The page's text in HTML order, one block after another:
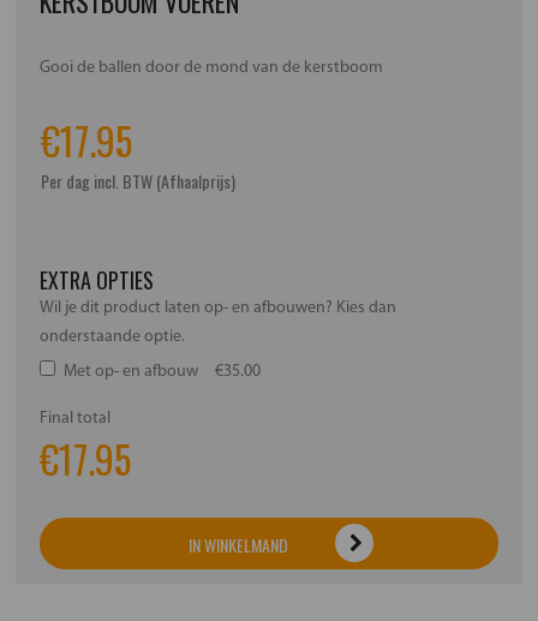
Gooi de ballen door de mond van de kerstboom
€17.95
Per dag incl. BTW (Afhaalprijs)
EXTRA OPTIES
Wil je dit product laten op- en afbouwen? Kies dan
onderstaande optie.
Met op- en afbouw
€35.00
Final total
€17.95
IN WINKELMAND